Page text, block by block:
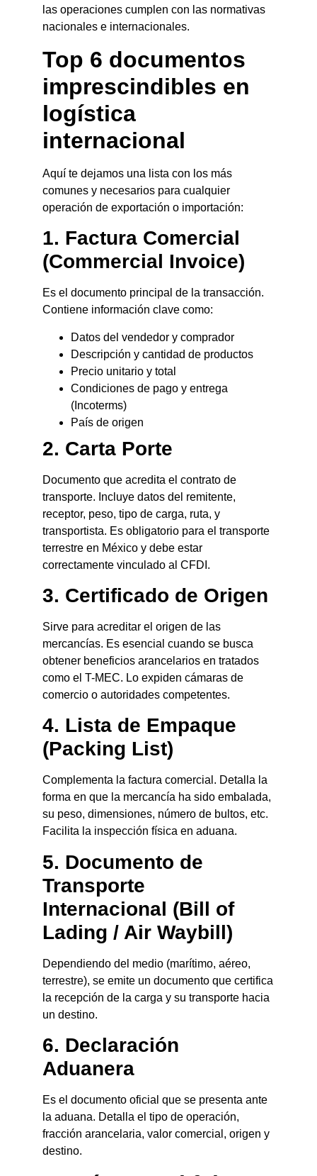
las operaciones cumplen con las normativas
nacionales e internacionales.
Top 6 documentos
imprescindibles en
logística
internacional
Aquí te dejamos una lista con los más
comunes y necesarios para cualquier
operación de exportación o importación:
1. Factura Comercial
(Commercial Invoice)
Es el documento principal de la transacción.
Contiene información clave como:
Datos del vendedor y comprador
Descripción y cantidad de productos
Precio unitario y total
Condiciones de pago y entrega
(Incoterms)
País de origen
2. Carta Porte
Documento que acredita el contrato de
transporte. Incluye datos del remitente,
receptor, peso, tipo de carga, ruta, y
transportista. Es obligatorio para el transporte
terrestre en México y debe estar
correctamente vinculado al CFDI.
3. Certificado de Origen
Sirve para acreditar el origen de las
mercancías. Es esencial cuando se busca
obtener beneficios arancelarios en tratados
como el T-MEC. Lo expiden cámaras de
comercio o autoridades competentes.
4. Lista de Empaque
(Packing List)
Complementa la factura comercial. Detalla la
forma en que la mercancía ha sido embalada,
su peso, dimensiones, número de bultos, etc.
Facilita la inspección física en aduana.
5. Documento de
Transporte
Internacional (Bill of
Lading / Air Waybill)
Dependiendo del medio (marítimo, aéreo,
terrestre), se emite un documento que certifica
la recepción de la carga y su transporte hacia
un destino.
6. Declaración
Aduanera
Es el documento oficial que se presenta ante
la aduana. Detalla el tipo de operación,
fracción arancelaria, valor comercial, origen y
destino.